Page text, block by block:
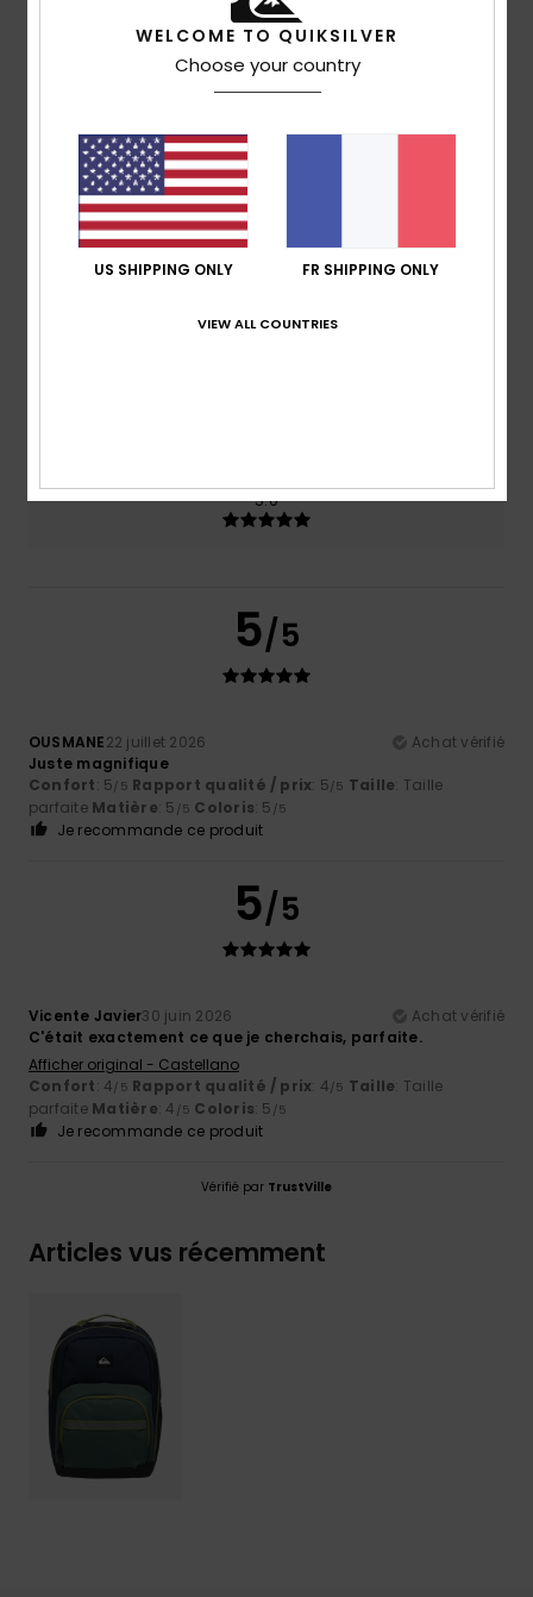
Note moyenne
5.0/5
basé sur2 avis vérifiés
100% de nos clients recommandent ce produit
5.0
5/5
OUSMANE22 juillet 2026
Achat vérifié
Juste magnifique
Confort: 5/5 Rapport qualité / prix: 5/5 Taille: Taille
parfaite Matière: 5 /5 Coloris: 5 /5
Je recommande ce produit
5/5
Vicente Javier30 juin 2026
Achat vérifié
C'était exactement ce que je cherchais, parfaite.
Afficher original - Castellano
Confort: 4/5 Rapport qualité / prix: 4/5 Taille: Taille
parfaite Matière: 4 /5 Coloris: 5 /5
Je recommande ce produit
Vérifié par TrustVille
Articles vus récemment
WELCOME TO QUIKSILVER
Choose your country
US SHIPPING ONLY FR SHIPPING ONLY
VIEW ALL COUNTRIES